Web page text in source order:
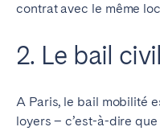
contrat avec le même
2. Le bail civil
A Paris, le bail mobilité
loyers – c’est-à-dire